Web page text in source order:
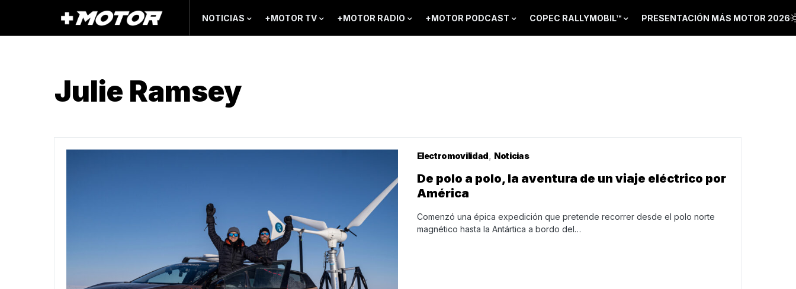
NOTICIAS +MOTOR TV +MOTOR RADIO +MOTOR PODCAST COPEC RALLYMOBIL™ PRESENTACIÓN MÁS MOTOR 2026
Julie Ramsey
Electromovilidad Noticias
De polo a polo, la aventura de un viaje eléctrico por
América
Comenzó una épica expedición que pretende recorrer desde el polo norte
magnético hasta la Antártica a bordo del…